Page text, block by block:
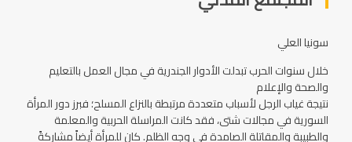
سونيا العلي
خلال سنوات الحرب تبدلت الأدوار الجندرية في مجال العمل بالتعليم
والصحة والإعلام
نتيجة غياب الرجل لأسباب متعددة مرتبطة بالنزاع المسلح؛ فبرز دور المرأة
السورية في مجالات شتى، فقد كانت المراسلة الحربية والمعلمة
والطبيبة والمقاتلة الصامدة في وجه الظلم. كان للمرأة أيضاً مشاركةً